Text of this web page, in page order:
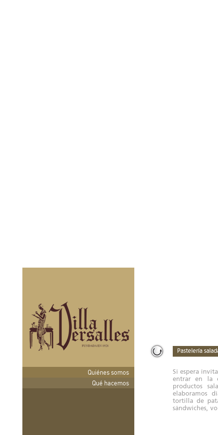
Quiénes somos
Qué hacemos
Pastelería
Si espera
entrar en la
productos
elaboramos
tortilla de
sándwiches,